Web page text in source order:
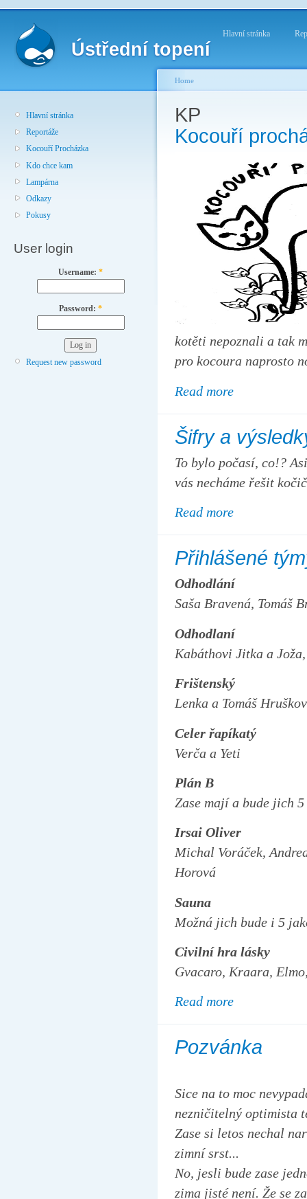
Ústřední topení
Hlavní stránka
Hlavní stránka
Reportáže
Kocouří Procházka
Kdo chce kam
Lampárna
Odkazy
Pokusy
User login
Username: *
Password: *
Request new password
Home
KP
Kocouří
kotěti nepoznali a tak
pro kocoura naprosto
Read more
Šifry a
To bylo počasí, co!?
vás necháme řešit
Read more
Přihlášené
Odhodlání
Saša Bravená, Tomáš
Odhodlaní
Kabáthovi Jitka a
Frištenský
Lenka a Tomáš
Celer řapíkatý
Verča a Yeti
Plán B
Zase mají a bude jich 5
Irsai Oliver
Michal Voráček,
Horová
Sauna
Možná jich bude i 5
Civilní hra lásky
Gvacaro, Kraara,
Read more
Pozvánka
Sice na to moc
nezničitelný optimista
Zase si letos nechal
zimní srst...
No, jesli bude zase
zima jisté není. Že se